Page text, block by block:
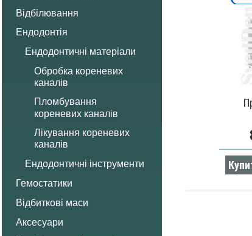
Відбілювання
Ендодонтія
Ендодонтичні матеріали
Обробка кореневих
каналів
Пломбування
кореневих каналів
Лікування кореневих
каналів
Ендодонтичні інструменти
Гемостатики
Відбиткові маси
Аксесуари